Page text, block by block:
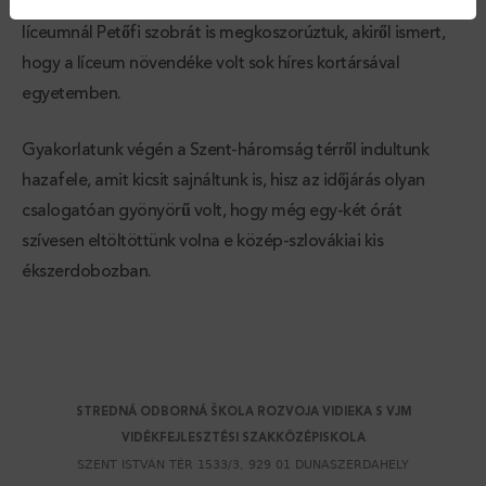
líceumnál Petőfi szobrát is megkoszorúztuk, akiről ismert,
hogy a líceum növendéke volt sok híres kortársával
egyetemben.
Gyakorlatunk végén a Szent-háromság térről indultunk
hazafele, amit kicsit sajnáltunk is, hisz az időjárás olyan
csalogatóan gyönyörű volt, hogy még egy-két órát
szívesen eltöltöttünk volna e közép-szlovákiai kis
ékszerdobozban.
STREDNÁ ODBORNÁ ŠKOLA ROZVOJA VIDIEKA S VJM
VIDÉKFEJLESZTÉSI SZAKKÖZÉPISKOLA
SZENT ISTVÁN TÉR 1533/3, 929 01 DUNASZERDAHELY